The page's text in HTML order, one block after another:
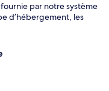
par notre système
d’hébergement, les